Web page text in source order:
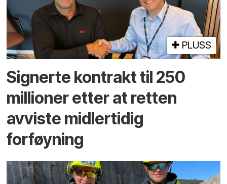
PLUSS
Signerte kontrakt til 250
millioner etter at retten
avviste midlertidig
forføyning